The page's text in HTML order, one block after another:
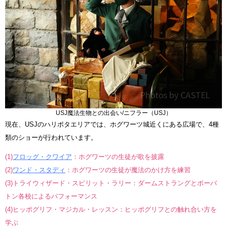
USJ魔法生物との出会い/ニフラー（USJ）
現在、USJのハリポタエリアでは、ホグワーツ城近くにある広場で、4種
類のショーが行われています。
(1)フロッグ・クワイア ：ホグワーツの生徒が歌を披露
(2)ワンド・スタディ ：ホグワーツの生徒が魔法のかけ方を練習
(3)トライウィザード・スピリット・ラリー：ダームストラングとボーバ
トン各校によるパフォーマンス
(4)ヒッポグリフ・マジカル・レッスン：ヒッポグリフとの触れ合い方を
学ぶ